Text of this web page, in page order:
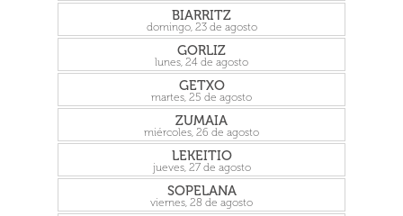
BIARRITZ
domingo, 23 de agosto
GORLIZ
lunes, 24 de agosto
GETXO
martes, 25 de agosto
ZUMAIA
miércoles, 26 de agosto
LEKEITIO
jueves, 27 de agosto
SOPELANA
viernes, 28 de agosto